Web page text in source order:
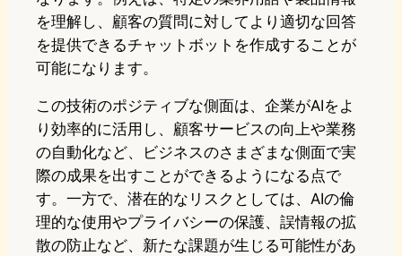
を理解し、顧客の質問に対してより適切な回答
を提供できるチャットボットを作成することが
可能になります。
この技術のポジティブな側面は、企業がAIをよ
り効率的に活用し、顧客サービスの向上や業務
の自動化など、ビジネスのさまざまな側面で実
際の成果を出すことができるようになる点で
す。一方で、潜在的なリスクとしては、AIの倫
理的な使用やプライバシーの保護、誤情報の拡
散の防止など、新たな課題が生じる可能性があ